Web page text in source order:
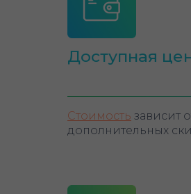
Стоимость зависит
дополнительных
Доступная